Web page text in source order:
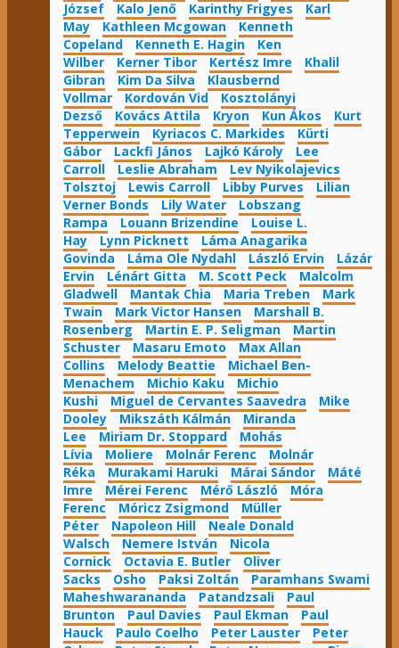
József
Kalo Jenő Karinthy Frigyes
Karl
May
Kathleen Mcgowan
Kenneth
Copeland
Kenneth E. Hagin
Ken
Wilber
Kerner Tibor Kertész Imre
Khalil
Gibran
Kim Da Silva
Klausbernd
Vollmar
Kordován Vid
Kosztolányi
Dezső
Kovács Attila Kryon Kun Ákos
Kurt
Tepperwein
Kyriacos C. Markides
Kürti
Gábor
Lackfi János Lajkó Károly
Lee
Carroll
Leslie Abraham
Lev Nyikolajevics
Tolsztoj
Lewis Carroll Libby Purves
Lilian
Verner Bonds
Lily Water
Lobszang
Rampa
Louann Brizendine
Louise L.
Hay
Lynn Picknett
Láma Anagarika
Govinda
Láma Ole Nydahl László Ervin
Lázár
Ervin
Lénárt Gitta M. Scott Peck
Malcolm
Gladwell
Mantak Chia Maria Treben
Mark
Twain
Mark Victor Hansen
Marshall B.
Rosenberg
Martin E. P. Seligman
Martin
Schuster
Masaru Emoto
Max Allan
Collins
Melody Beattie
Michael Ben-
Menachem
Michio Kaku
Michio
Kushi
Miguel de Cervantes Saavedra
Mike
Dooley
Mikszáth Kálmán
Miranda
Lee
Miriam Dr. Stoppard
Mohás
Lívia
Moliere Molnár Ferenc
Molnár
Réka
Murakami Haruki Márai Sándor
Máté
Imre
Mérei Ferenc Mérő László
Móra
Ferenc
Móricz Zsigmond
Müller
Péter
Napoleon Hill
Neale Donald
Walsch
Nemere István
Nicola
Cornick
Octavia E. Butler
Oliver
Sacks
Osho Paksi Zoltán
Paramhans Swami
Maheshwarananda
Patandzsali
Paul
Brunton
Paul Davies Paul Ekman
Paul
Hauck
Paulo Coelho Peter Lauster
Peter